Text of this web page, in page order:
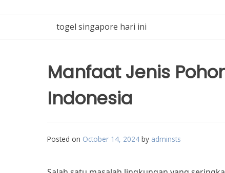
togel singapore hari ini
Manfaat Jenis
Indonesia
Posted on October 14, 2024 by adminsts